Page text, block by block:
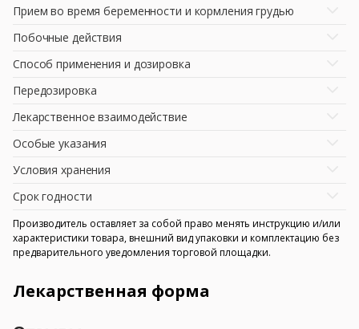
Прием во время беременности и кормления грудью
Побочные действия
Способ применения и дозировка
Передозировка
Лекарственное взаимодействие
Особые указания
Условия хранения
Срок годности
Производитель оставляет за собой право менять инструкцию и/или
характеристики товара, внешний вид упаковки и комплектацию без
предварительного уведомления торговой площадки.
Лекарственная форма